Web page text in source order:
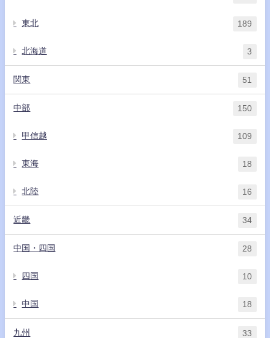
東北 189
北海道 3
関東 51
中部 150
甲信越 109
東海 18
北陸 16
近畿 34
中国・四国 28
四国 10
中国 18
九州 33